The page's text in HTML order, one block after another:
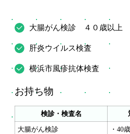
大腸がん検診 ４０歳以上
肝炎ウイルス検査
横浜市風疹抗体検査
お持ち物
検診・検査名
大腸がん検診
・40